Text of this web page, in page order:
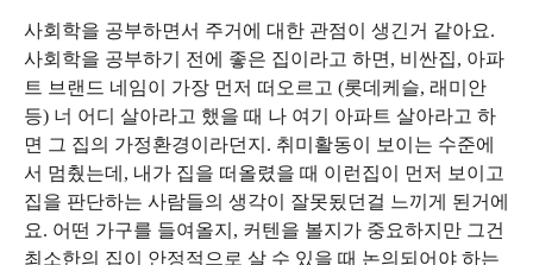
사회학을 공부하면서 주거에 대한 관점이 생긴거 같아요.
사회학을 공부하기 전에 좋은 집이라고 하면 , 비싼집, 아파
트 브랜드 네임이 가장 먼저 떠오르고 (롯데케슬, 래미안
등) 너 어디 살아라고 했을 때 나 여기 아파트 살아라고 하
면 그 집의 가정환경이라던지 . 취미활동이 보이는 수준에
서 멈췄는데 , 내가 집을 떠올렸을 때 이런집이 먼저 보이고
집을 판단하는 사람들의 생각이 잘못됬던걸 느끼게 된거에
요. 어떤 가구를 들여올지 , 커텐을 볼지가 중요하지만 그건
최소한의 집이 안정적으로 살 수 있을 때 논의되어야 하는